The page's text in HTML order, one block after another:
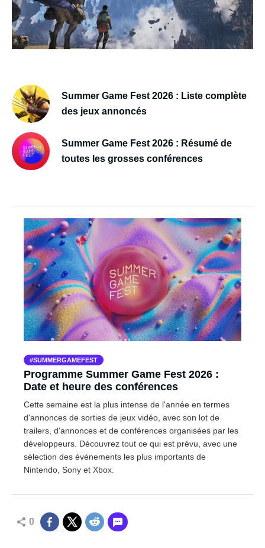
Summer Game Fest 2026 : Liste complète
des jeux annoncés
Summer Game Fest 2026 : Résumé de
toutes les grosses conférences
SUMMERGAMEFEST
Programme Summer Game Fest 2026 :
Date et heure des conférences
Cette semaine est la plus intense de l'année en termes
d'annonces de sorties de jeux vidéo, avec son lot de
trailers, d'annonces et de conférences organisées par les
développeurs. Découvrez tout ce qui est prévu, avec une
sélection des événements les plus importants de
Nintendo, Sony et Xbox.
0